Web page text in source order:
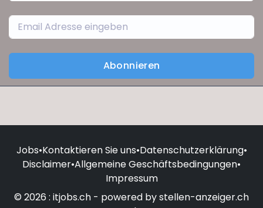
Abonnieren
Jobs•Kontaktieren Sie uns•Datenschutzerklärung•
Disclaimer•Allgemeine Geschäftsbedingungen•
Impressum
© 2026 : itjobs.ch - powered by stellen-anzeiger.ch